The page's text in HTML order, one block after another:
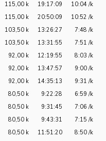
115,00 k 19:17:09
10:04 /k
115,00 k 20:50:09
10:52 /k
103,50 k 13:26:27
7:48 /k
103,50 k 13:31:55
7:51 /k
92,00 k 12:19:55
8:03 /k
92,00 k 13:47:57
9:00 /k
92,00 k 14:35:13
9:31 /k
80,50 k 9:22:28
6:59 /k
80,50 k 9:31:45
7:06 /k
80,50 k 9:43:31
7:15 /k
80,50 k 11:51:20
8:50 /k